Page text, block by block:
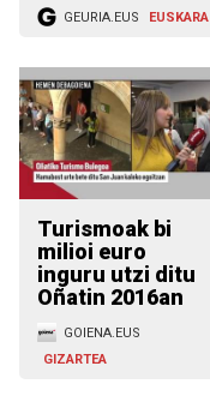
GEURIA.EUS EUSKARA
Turismoak bi
milioi euro
inguru utzi ditu
Oñatin 2016an
GOIENA.EUS
GIZARTEA